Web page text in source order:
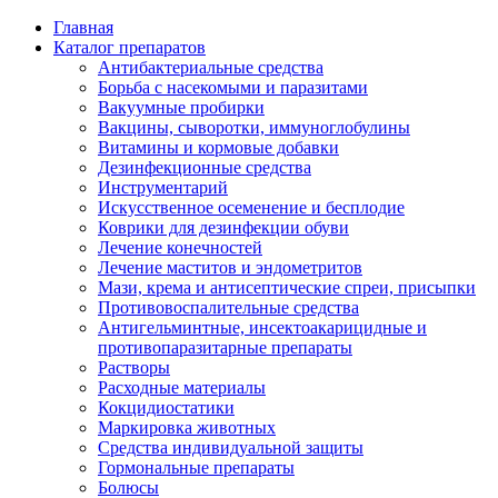
Главная
Каталог препаратов
Антибактериальные средства
Борьба с насекомыми и паразитами
Вакуумные пробирки
Вакцины, сыворотки, иммуноглобулины
Витамины и кормовые добавки
Дезинфекционные средства
Инструментарий
Искусственное осеменение и бесплодие
Коврики для дезинфекции обуви
Лечение конечностей
Лечение маститов и эндометритов
Мази, крема и антисептические спреи, присыпки
Противовоспалительные средства
Антигельминтные, инсектоакарицидные и
противопаразитарные препараты
Растворы
Расходные материалы
Кокцидиостатики
Маркировка животных
Средства индивидуальной защиты
Гормональные препараты
Болюсы